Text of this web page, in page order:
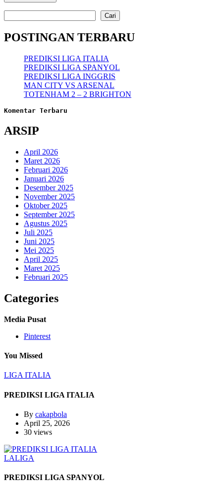
Cari
POSTINGAN TERBARU
PREDIKSI LIGA ITALIA
PREDIKSI LIGA SPANYOL
PREDIKSI LIGA INGGRIS
MAN CITY VS ARSENAL
TOTENHAM 2 – 2 BRIGHTON
Komentar Terbaru
ARSIP
April 2026
Maret 2026
Februari 2026
Januari 2026
Desember 2025
November 2025
Oktober 2025
September 2025
Agustus 2025
Juli 2025
Juni 2025
Mei 2025
April 2025
Maret 2025
Februari 2025
Categories
Media Pusat
Pinterest
You Missed
LIGA ITALIA
PREDIKSI LIGA ITALIA
By cakapbola
April 25, 2026
30 views
LALIGA
PREDIKSI LIGA SPANYOL